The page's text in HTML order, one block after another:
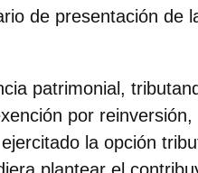
de presentación de
patrimonial,
por
la opción